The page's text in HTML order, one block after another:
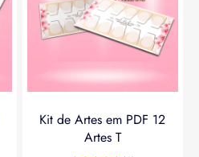
Kit de Artes em PDF 12
Artes T